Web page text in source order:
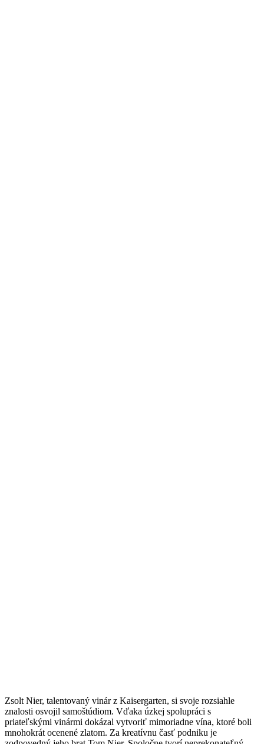
Zsolt Nier, talentovaný vinár z Kaisergarten, si svoje rozsiahle
znalosti osvojil samoštúdiom. Vďaka úzkej spolupráci s
priateľskými vinármi dokázal vytvoriť mimoriadne vína, ktoré boli
mnohokrát ocenené zlatom. Za kreatívnu časť podniku je